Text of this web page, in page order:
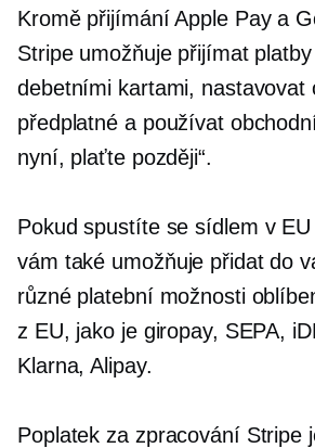
Kromě přijímání Apple Pay a
Stripe umožňuje přijímat
debetními kartami, nastavovat
předplatné a používat
nyní, plaťte později“.
Pokud spustíte se sídlem v EU
vám také umožňuje přidat do
různé platební možnosti
z EU, jako je giropay, SEPA,
Klarna, Alipay.
Poplatek za zpracování Stripe